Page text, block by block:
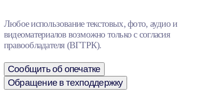
Любое использование текстовых, фото, аудио и
видеоматериалов возможно только с согласия
правообладателя (ВГТРК).
Сообщить об опечатке
Обращение в техподдержку